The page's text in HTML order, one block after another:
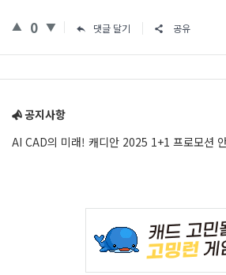
0 댓글 달기 공유
공지사항
AI CAD의 미래! 캐디안 2025 1+1 프로모션